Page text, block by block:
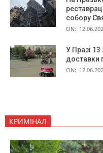
собору
ON:
У Празі
доставки
ON:
КРИМІНАЛ